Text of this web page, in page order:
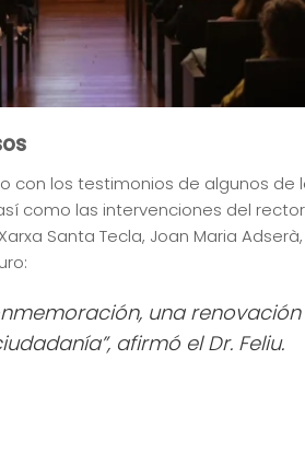
con los testimonios de algunos
como las intervenciones del rector
Santa Tecla, Joan Maria
una
afirmó el Dr. Feliu.